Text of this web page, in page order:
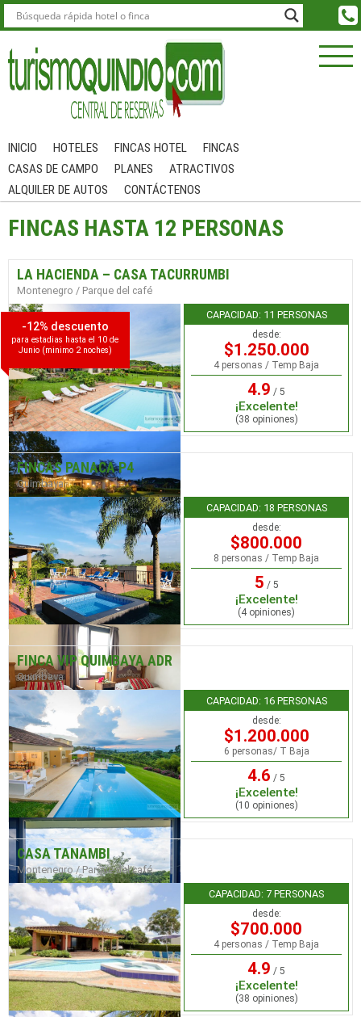
INICIO HOTELES FINCAS HOTEL
FINCAS
CASAS DE CAMPO
PLANES
ATRACTIVOS
ALQUILER DE AUTOS
CONTÁCTENOS
FINCAS HASTA 12 PERSONAS
-12% descuento
para estadias hasta el 10 de
Junio (minimo 2 noches)
LA HACIENDA – CASA TACURRUMBI
Montenegro / Parque del café
CAPACIDAD: 11 PERSONAS
desde:
$1.250.000
4 personas / Temp Baja
4.9 / 5
¡Excelente!
(38 opiniones)
FINCAS PANACA P4
Quimbaya
CAPACIDAD: 18 PERSONAS
desde:
$800.000
8 personas / Temp Baja
5 / 5
¡Excelente!
(4 opiniones)
FINCA VIP QUIMBAYA ADR
Quimbaya
CAPACIDAD: 16 PERSONAS
desde:
$1.200.000
6 personas/ T Baja
4.6 / 5
¡Excelente!
(10 opiniones)
CASA TANAMBI
Montenegro / Parque del café
CAPACIDAD: 7 PERSONAS
desde:
$700.000
4 personas / Temp Baja
4.9 / 5
¡Excelente!
(38 opiniones)